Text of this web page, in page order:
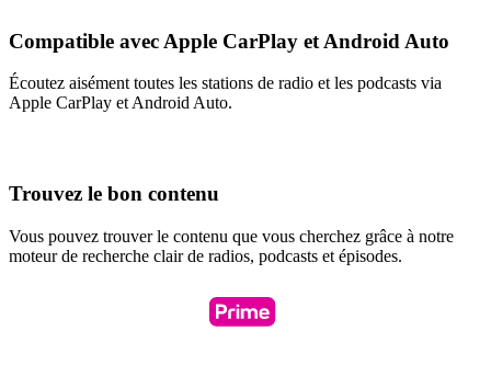
Compatible avec Apple CarPlay et Android Auto
Écoutez aisément toutes les stations de radio et les podcasts via
Apple CarPlay et Android Auto.
Trouvez le bon contenu
Vous pouvez trouver le contenu que vous cherchez grâce à notre
moteur de recherche clair de radios, podcasts et épisodes.